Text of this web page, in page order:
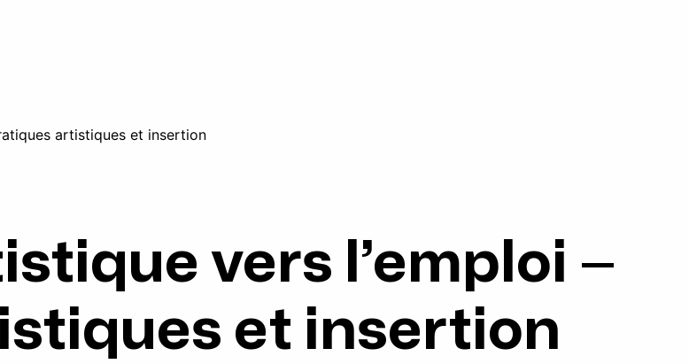
artistiques et insertion
vers l’emploi –
et insertion